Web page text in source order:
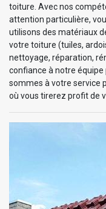
toiture. Avec nos
attention particulière,
utilisons des matériaux
votre toiture (tuiles,
nettoyage, réparation,
confiance à notre équipe
sommes à votre service
où vous tirerez profit de